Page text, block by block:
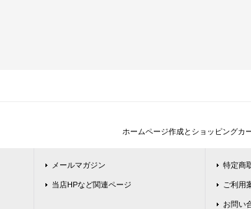
ホームページ作成とショッピングカ
メールマガジン
当店HPなど関連ページ
特定商
ご利用
お問い